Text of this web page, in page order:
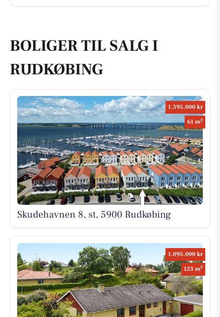
BOLIGER TIL SALG I
RUDKØBING
1.395.000 kr
61 m2
Skudehavnen 8, st, 5900 Rudkøbing
1.095.000 kr
123 m2